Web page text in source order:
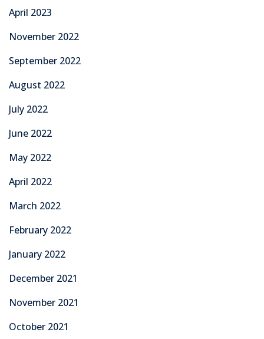
April 2023
November 2022
September 2022
August 2022
July 2022
June 2022
May 2022
April 2022
March 2022
February 2022
January 2022
December 2021
November 2021
October 2021